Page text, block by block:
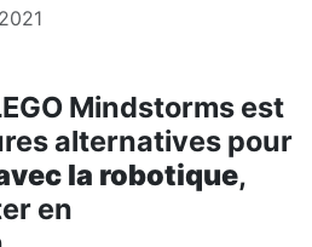
Mindstorms est
alternatives pour
la robotique,
en